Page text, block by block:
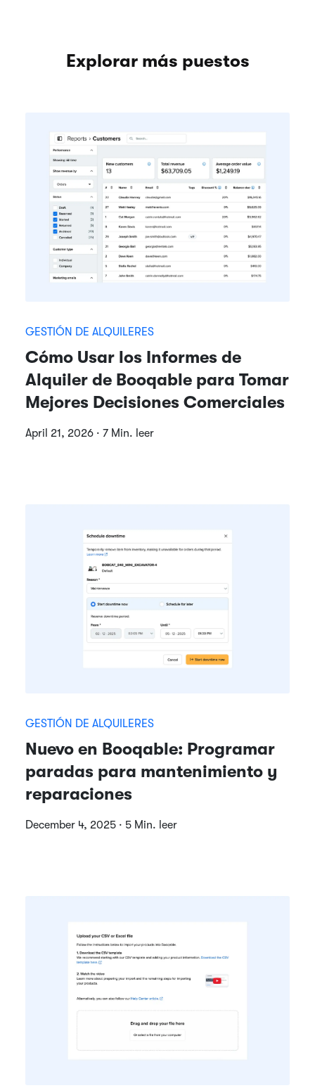
Explorar más puestos
GESTIÓN DE ALQUILERES
Cómo Usar los Informes de
Alquiler de Booqable para Tomar
Mejores Decisiones Comerciales
April 21, 2026 · 7 Min. leer
GESTIÓN DE ALQUILERES
Nuevo en Booqable: Programar
paradas para mantenimiento y
reparaciones
December 4, 2025 · 5 Min. leer